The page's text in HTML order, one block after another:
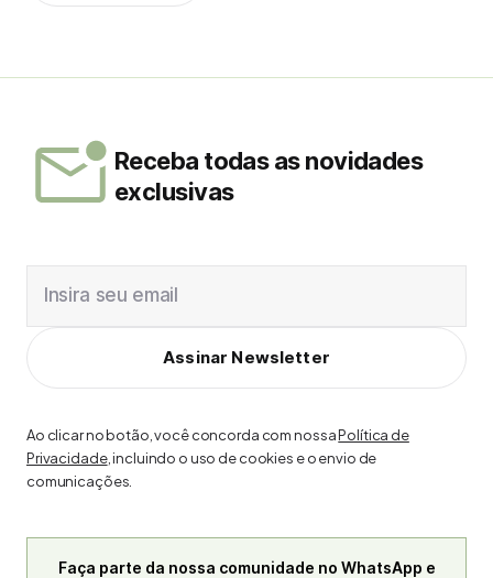
Receba todas as novidades
exclusivas
Insira seu email
Assinar Newsletter
Ao clicar no botão, você concorda com nossaPolítica de
Privacidade, incluindo o uso de cookies e o envio de
comunicações.
Faça parte da nossa comunidade no WhatsApp e